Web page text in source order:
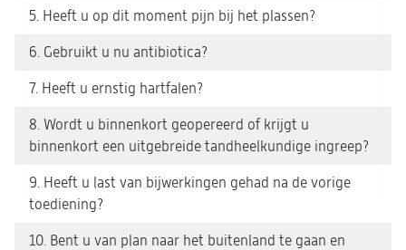
5. Heeft u op dit moment pijn bij het plassen?
6. Gebruikt u nu antibiotica?
7. Heeft u ernstig hartfalen?
8. Wordt u binnenkort geopereerd of krijgt u
binnenkort een uitgebreide tandheelkundige ingreep?
9. Heeft u last van bijwerkingen gehad na de vorige
toediening?
10. Bent u van plan naar het buitenland te gaan en